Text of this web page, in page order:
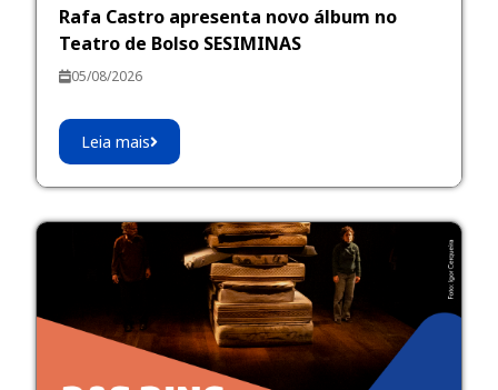
Rafa Castro apresenta novo álbum no
Teatro de Bolso SESIMINAS
05/08/2026
Leia mais